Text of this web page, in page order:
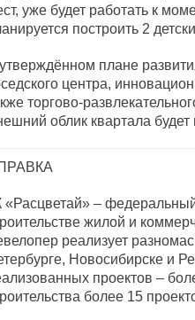
уже будет работать к
построить 2
плане
центра,
торгово-
облик квартала
«Расцветай» –
жилой и
реализует
Новосибирске и
проектов –
более 15